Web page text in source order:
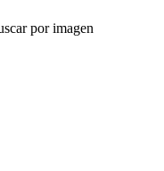
por imagen